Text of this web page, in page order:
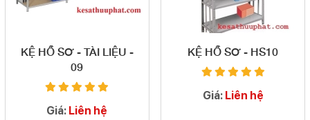
KỆ HỒ SƠ - TÀI LIỆU -
09
Giá: Liên hệ
KỆ HỒ SƠ - HS10
Giá: Liên hệ